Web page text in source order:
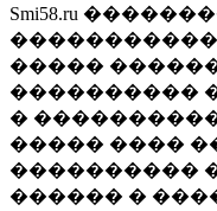
Smi58.ru
�����
����������
�
����� ����
����������
������ �